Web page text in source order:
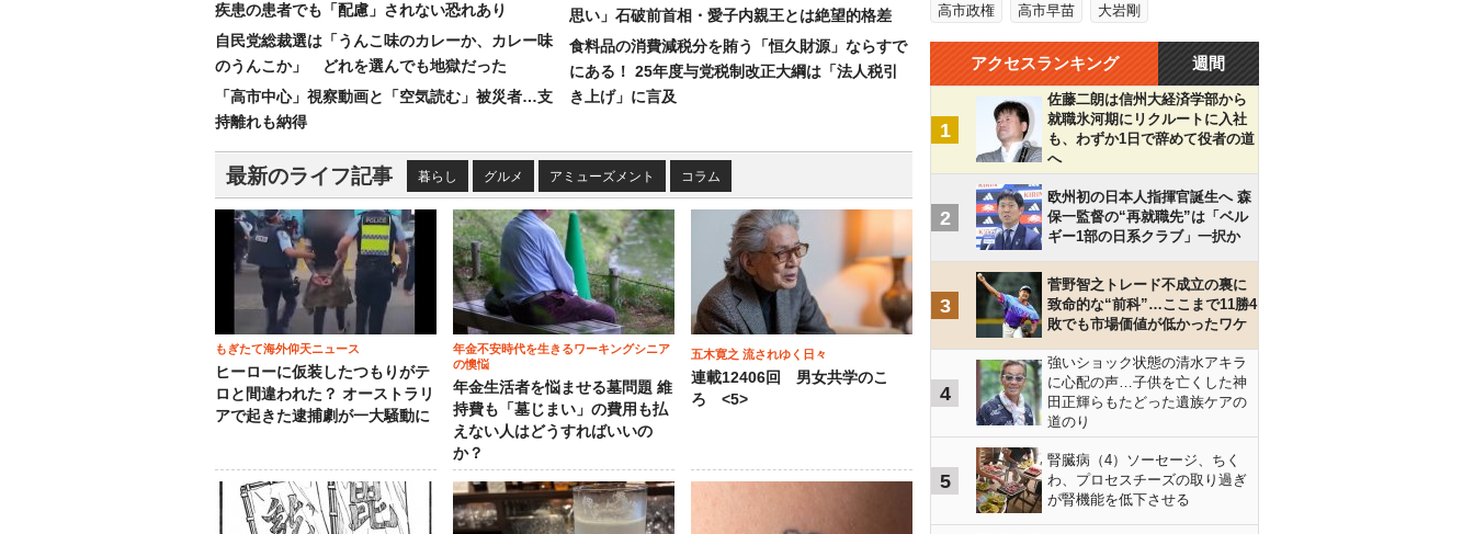
疾患の患者でも「配慮」されない恐れあり
自民党総裁選は「うんこ味のカレーか、カレー味
のうんこか」 どれを選んでも地獄だった
「高市中心」視察動画と「空気読む」被災者…支
持離れも納得
思い」石破前首相・愛子内親王とは絶望的格差
食料品の消費減税分を賄う「恒久財源」ならすで
にある！ 25年度与党税制改正大綱は「法人税引
き上げ」に言及
最新のライフ記事 暮らし グルメ アミューズメント コラム
もぎたて海外仰天ニュース
ヒーローに仮装したつもりがテ
ロと間違われた？ オーストラリ
アで起きた逮捕劇が一大騒動に
年金不安時代を生きるワーキングシニア
の懊悩
年金生活者を悩ませる墓問題 維
持費も「墓じまい」の費用も払
えない人はどうすればいいの
か？
五木寛之 流されゆく日々
連載12406回 男女共学のこ
ろ <5>
高市政権 高市早苗 大岩剛
アクセスランキング 週間
1
佐藤二朗は信州大経済学部から
就職氷河期にリクルートに入社
も、わずか1日で辞めて役者の道
へ
2
欧州初の日本人指揮官誕生へ 森
保一監督の“再就職先”は「ベル
ギー1部の日系クラブ」一択か
3
菅野智之トレード不成立の裏に
致命的な“前科”…ここまで11勝4
敗でも市場価値が低かったワケ
4
強いショック状態の清水アキラ
に心配の声…子供を亡くした神
田正輝らもたどった遺族ケアの
道のり
5
腎臓病（4）ソーセージ、ちく
わ、プロセスチーズの取り過ぎ
が腎機能を低下させる